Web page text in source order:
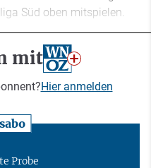
Süd oben mitspielen.
mit
Hier anmelden
Probe